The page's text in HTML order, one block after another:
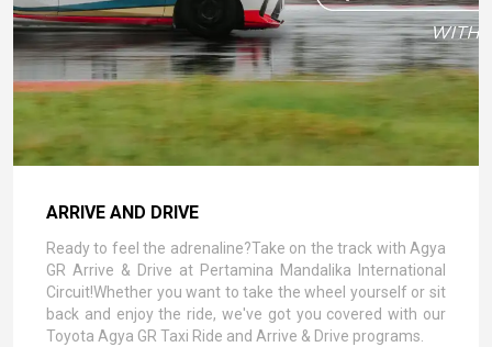
ARRIVE AND DRIVE
Ready to feel the adrenaline?Take on the track with Agya
GR Arrive & Drive at Pertamina Mandalika International
Circuit!Whether you want to take the wheel yourself or sit
back and enjoy the ride, we've got you covered with our
Toyota Agya GR Taxi Ride and Arrive & Drive programs.